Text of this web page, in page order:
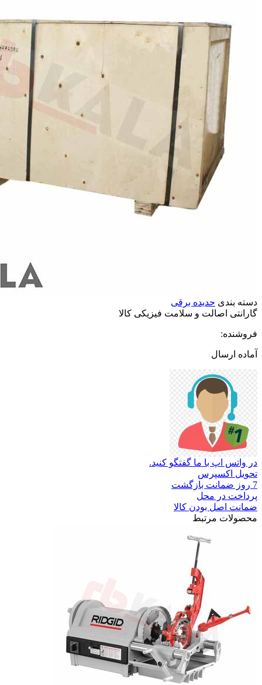
دسته بندی حدیده برقی
گارانتی اصالت و سلامت فیزیکی کالا
فروشنده:
آماده ارسال
در واتس اپ با ما گفتگو کنید.
تحویل اکسپرس
7 روز ضمانت بازگشت
پرداخت در محل
ضمانت اصل بودن کالا
محصولات مرتبط